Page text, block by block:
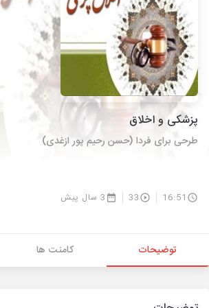
پزشکی و اخلاق
طرحی برای فردا (حسن رحیم پور ازغدی)
16:51
33 3 سال پیش
توضیحات کامنت ها